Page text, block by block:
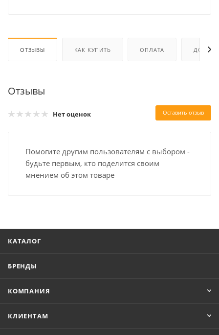
ОТЗЫВЫ КАК КУПИТЬ ОПЛАТА
Отзывы
Нет оценок Оставить отзыв
Помогите другим пользователям с выбором -
будьте первым, кто поделится своим
мнением об этом товаре
КАТАЛОГ
БРЕНДЫ
КОМПАНИЯ
КЛИЕНТАМ